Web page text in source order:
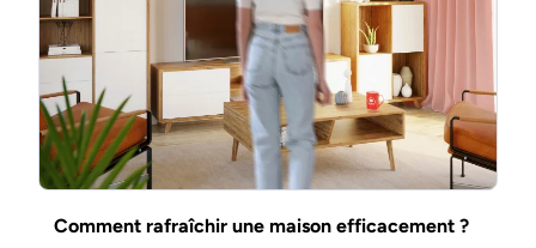
Comment rafraîchir une maison efficacement ?